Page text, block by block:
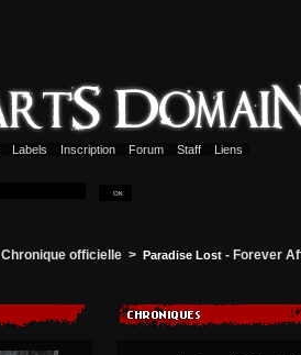
Labels Inscription Forum Staff Liens
Chronique officielle > Paradise Lost - Forever